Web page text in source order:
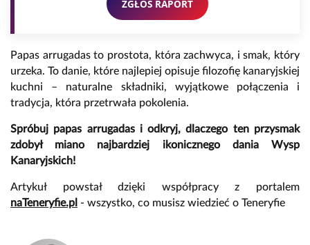
ZGŁOŚ RAPORT
Papas arrugadas to prostota, która zachwyca, i smak, który
urzeka. To danie, które najlepiej opisuje filozofię kanaryjskiej
kuchni – naturalne składniki, wyjątkowe połączenia i
tradycja, która przetrwała pokolenia.
Spróbuj papas arrugadas i odkryj, dlaczego ten przysmak
zdobył miano najbardziej ikonicznego dania Wysp
Kanaryjskich!
Artykuł powstał dzięki współpracy z portalem
naTeneryfie.pl - wszystko, co musisz wiedzieć o Teneryfie